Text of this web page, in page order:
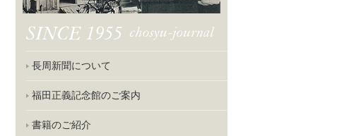
長周新聞について
福田正義記念館のご案内
書籍のご紹介